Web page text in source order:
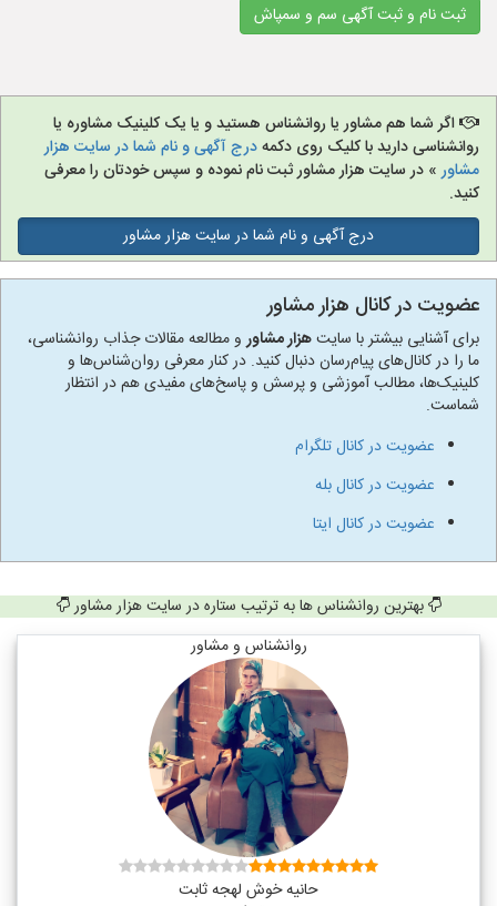
ثبت نام و ثبت آگهی سم و سمپاش
اگر شما هم مشاور یا روانشناس هستید و یا یک کلینیک مشاوره یا
روانشناسی دارید با کلیک روی دکمهدرج آگهی و نام شما در سایت هزار
مشاور» در سایت هزار مشاور ثبت نام نموده و سپس خودتان را معرفی
کنید.
درج آگهی و نام شما در سایت هزار مشاور
عضویت در کانال هزار مشاور
برای آشنایی بیشتر با سایتهزار مشاورو مطالعه مقالات جذاب روانشناسی،
ما را در کانال‌های پیام‌رسان دنبال کنید. در کنار معرفی روان‌شناس‌ها و
کلینیک‌ها، مطالب آموزشی و پرسش و پاسخ‌های مفیدی هم در انتظار
شماست.
عضویت در کانال تلگرام
عضویت در کانال بله
عضویت در کانال ایتا
بهترین روانشناس ها به ترتیب ستاره در سایت هزار مشاور
روانشناس و مشاور
حانیه خوش لهجه ثابت